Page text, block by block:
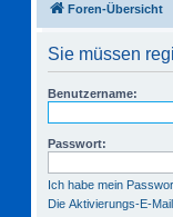
Foren-Übersicht
Sie müssen
Benutzername:
Passwort:
Ich habe mein
Die Aktivierungs-E-